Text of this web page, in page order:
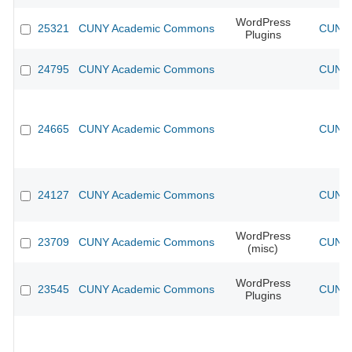
25321 CUNY Academic Commons
WordPress
Plugins
24795 CUNY Academic Commons
24665 CUNY Academic Commons
24127 CUNY Academic Commons
23709 CUNY Academic Commons
WordPress
(misc)
23545 CUNY Academic Commons
WordPress
Plugins